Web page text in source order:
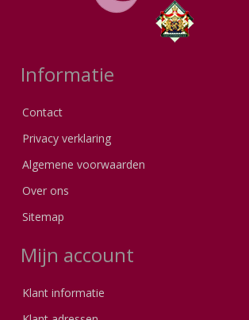
Informatie
Contact
Privacy verklaring
Algemene voorwaarden
Over ons
Sitemap
Mijn account
Klant informatie